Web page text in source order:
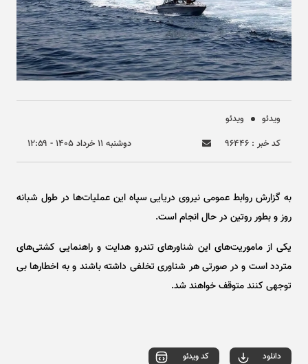
ویدئو
ویدئو
کد خبر : ۹۶۴۴۶
دوشنبه ۱۱ خرداد ۱۴۰۵ - ۱۲:۵۹
به گزارش روابط عمومی نیروی دریایی سپاه این عملیات‌ها در طول شبانه
روز و بطور روتین در حال انجام است.
یکی از ماموریت‌های این شناور‌های تندرو هدایت و راهنمایی کشتی‌های
متردد است و در صورتی هر شناوری تخلفی داشته باشند و به اخطار‌ها بی
توجهی کنند متوقف خواهند شد.
دانلود کد ویدئو